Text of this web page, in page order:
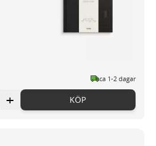
ca 1-2 dagar
+ KÖP